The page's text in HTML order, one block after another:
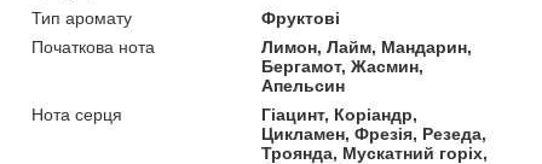
Тип аромату
Фруктові
Початкова нота
Лимон, Лайм, Мандарин,
Бергамот, Жасмин,
Апельсин
Нота серця
Гіацинт, Коріандр,
Цикламен, Фрезія, Резеда,
Троянда, Мускатний горіх,